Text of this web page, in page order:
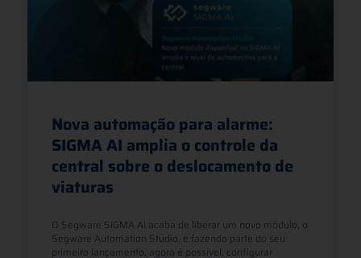
Nova automação para alarme:
SIGMA AI amplia o controle da
central sobre o deslocamento de
viaturas
O Segware SIGMA AI acaba de liberar um novo módulo, o
Segware Automation Studio, e fazendo parte do seu
primeiro lançamento, agora é possível, configurar